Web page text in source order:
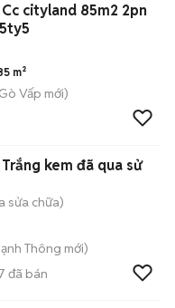
cityland 85m2 2pn
m²
Vấp mới)
kem đã qua sử
sửa chữa)
Thông mới)
đã bán